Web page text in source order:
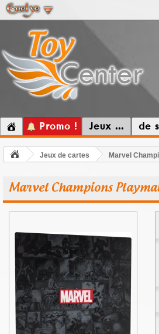
Promo ! Jeux ... de
Jeux de cartes Marvel
Marvel Champions